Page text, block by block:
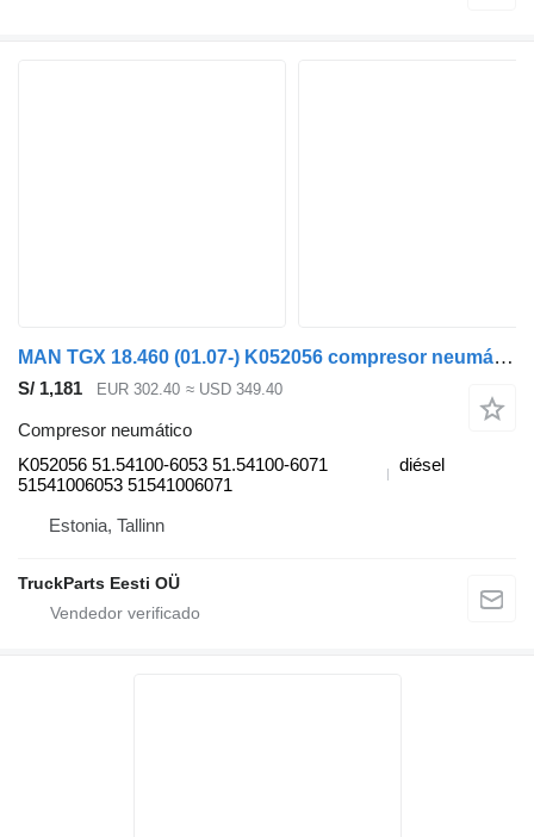
MAN TGX 18.460 (01.07-) K052056 compresor neumático para MAN TGL, TGM, TGS, TGX (2005-2021) cabeza tractora
S/ 1,181 EUR 302.40 ≈ USD 349.40
Compresor neumático
K052056 51.54100-6053 51.54100-6071
51541006053 51541006071
diésel
Estonia, Tallinn
TruckParts Eesti OÜ